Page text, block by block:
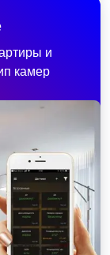
и
камер